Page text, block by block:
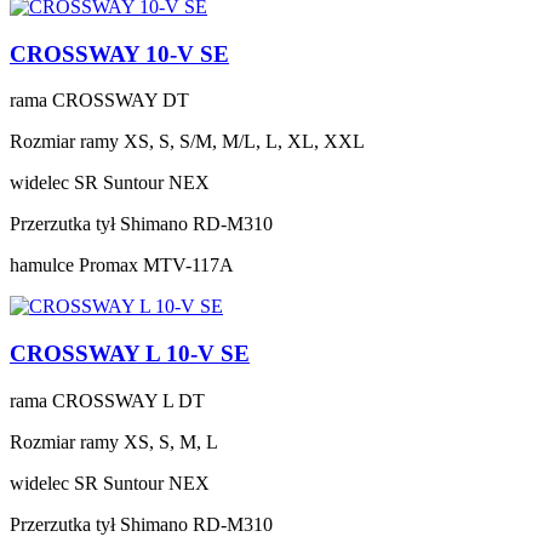
CROSSWAY 10-V SE
rama CROSSWAY DT
Rozmiar ramy XS, S, S/M, M/L, L, XL, XXL
widelec SR Suntour NEX
Przerzutka tył Shimano RD-M310
hamulce Promax MTV-117A
CROSSWAY L 10-V SE
rama CROSSWAY L DT
Rozmiar ramy XS, S, M, L
widelec SR Suntour NEX
Przerzutka tył Shimano RD-M310